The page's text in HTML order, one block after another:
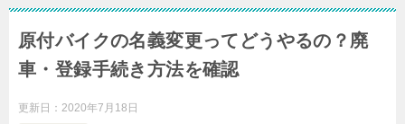
原付バイクの名義変更ってどうやるの？廃
車・登録手続き方法を確認
更新日： 2020年7月18日